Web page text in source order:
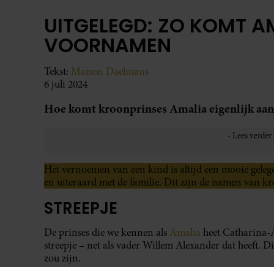
UITGELEGD: ZO KOMT
VOORNAMEN
Tekst: Manon Daelmans
6 juli 2024
Hoe komt kroonprinses Amalia eigenlijk
Het vernoemen van een kind is altijd een mooie
en uiteraard met de familie. Dit zijn de namen van
STREEPJE
De prinses die we kennen als Amalia heet
streepje – net als vader Willem Alexander dat heeft.
zou zijn.